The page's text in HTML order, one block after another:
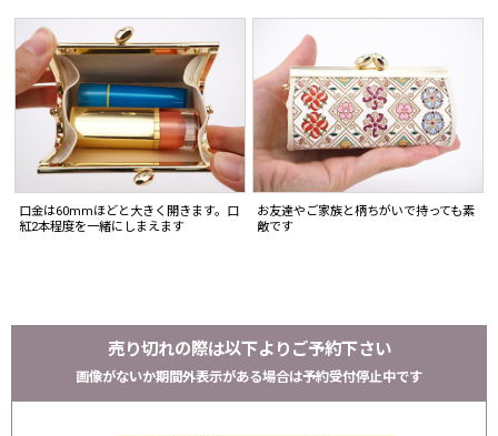
口金は60mmほどと大きく開きます。口
紅2本程度を一緒にしまえます
お友達やご家族と柄ちがいで持っても素
敵です
売り切れの際は以下よりご予約下さい
画像がないか期間外表示がある場合は予約受付停止中です